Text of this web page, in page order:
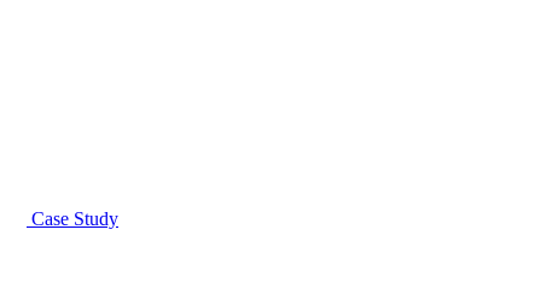
Case Study